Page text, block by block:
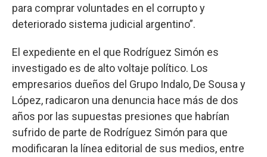
para comprar voluntades en el corrupto y
deteriorado sistema judicial argentino”.
El expediente en el que Rodríguez Simón es
investigado es de alto voltaje político. Los
empresarios dueños del Grupo Indalo, De Sousa y
López, radicaron una denuncia hace más de dos
años por las supuestas presiones que habrían
sufrido de parte de Rodríguez Simón para que
modificaran la línea editorial de sus medios, entre